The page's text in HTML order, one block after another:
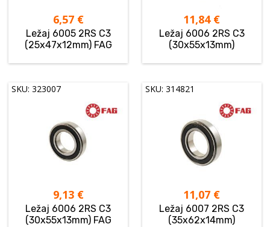
6,57 €
Ležaj 6005 2RS C3
(25x47x12mm) FAG
11,84 €
Ležaj 6006 2RS C3
(30x55x13mm)
SKU: 323007
9,13 €
Ležaj 6006 2RS C3
(30x55x13mm) FAG
SKU: 314821
11,07 €
Ležaj 6007 2RS C3
(35x62x14mm)